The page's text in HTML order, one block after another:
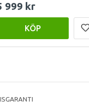
999 kr
KÖP